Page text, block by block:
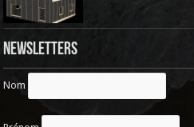
Newsletters
Nom